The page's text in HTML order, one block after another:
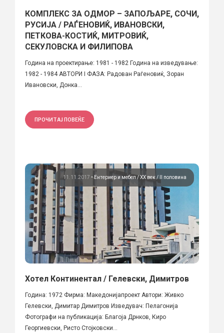
КОМПЛЕКС ЗА ОДМОР – ЗАПОЉАРЕ, СОЧИ,
РУСИЈА / РАЃЕНОВИЌ, ИВАНОВСКИ,
ПЕТКОВА-КОСТИЌ, МИТРОВИЌ,
СЕКУЛОВСКА И ФИЛИПОВА
Година на проектирање: 1981 - 1982 Година на изведување:
1982 - 1984 АВТОРИ I ФАЗА: Радован Раѓеновиќ, Зоран
Ивановски, Донка...
ПРОЧИТАЈ ПОВЕЌЕ
11.11.2017 •Ентериер и мебел ХХ век / II половина
Хотел Континентал / Гелевски, Димитров
Година: 1972 Фирма: Македонијапроект Автори: Живко
Гелевски, Димитар Димитров Изведувач: Пелагонија
Фотографи на публикација: Благоја Дрнков, Киро
Георгиевски, Ристо Стојковски...